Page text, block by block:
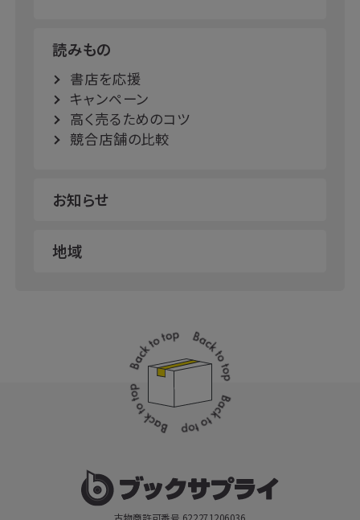
読みもの
書店を応援
キャンペーン
高く売るためのコツ
競合店舗の比較
お知らせ
地域